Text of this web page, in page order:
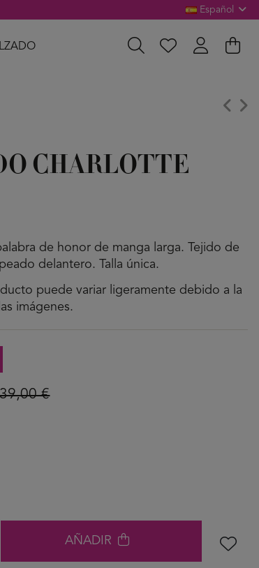
Español
CHARLOTTE
de honor de manga larga. Tejido de
delantero. Talla única.
puede variar ligeramente debido a la
imágenes.
39,00 €
AÑADIR